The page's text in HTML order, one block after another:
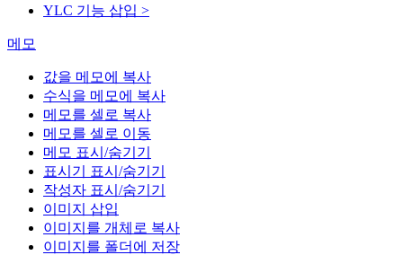
YLC 기능 삽입 >
메모
값을 메모에 복사
수식을 메모에 복사
메모를 셀로 복사
메모를 셀로 이동
메모 표시/숨기기
표시기 표시/숨기기
작성자 표시/숨기기
이미지 삽입
이미지를 개체로 복사
이미지를 폴더에 저장